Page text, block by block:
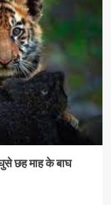
छह माह के बाघ